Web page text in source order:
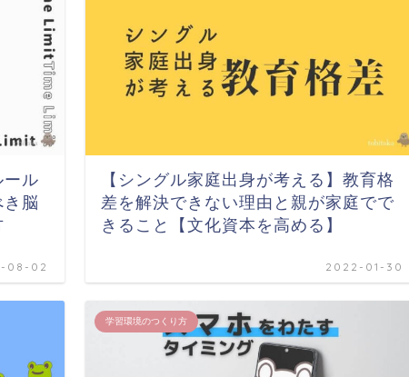
ール
脳
08-02
【シングル家庭出身が考える】教育格
差を解決できない理由と親が家庭でで
きること【文化資本を高める】
2022-01-30
学習環境のつくり方